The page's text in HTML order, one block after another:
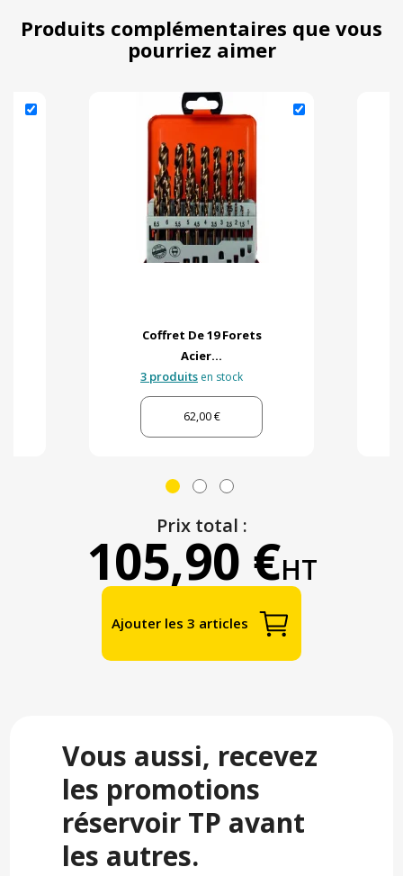
Produits complémentaires que vous
pourriez aimer
Coffret De 19 Forets
Acier...
3 produits en stock
62,00 €
Prix total :
105,90 €HT
Ajouter les 3 articles
Vous aussi, recevez
les promotions
réservoir TP avant
les autres.